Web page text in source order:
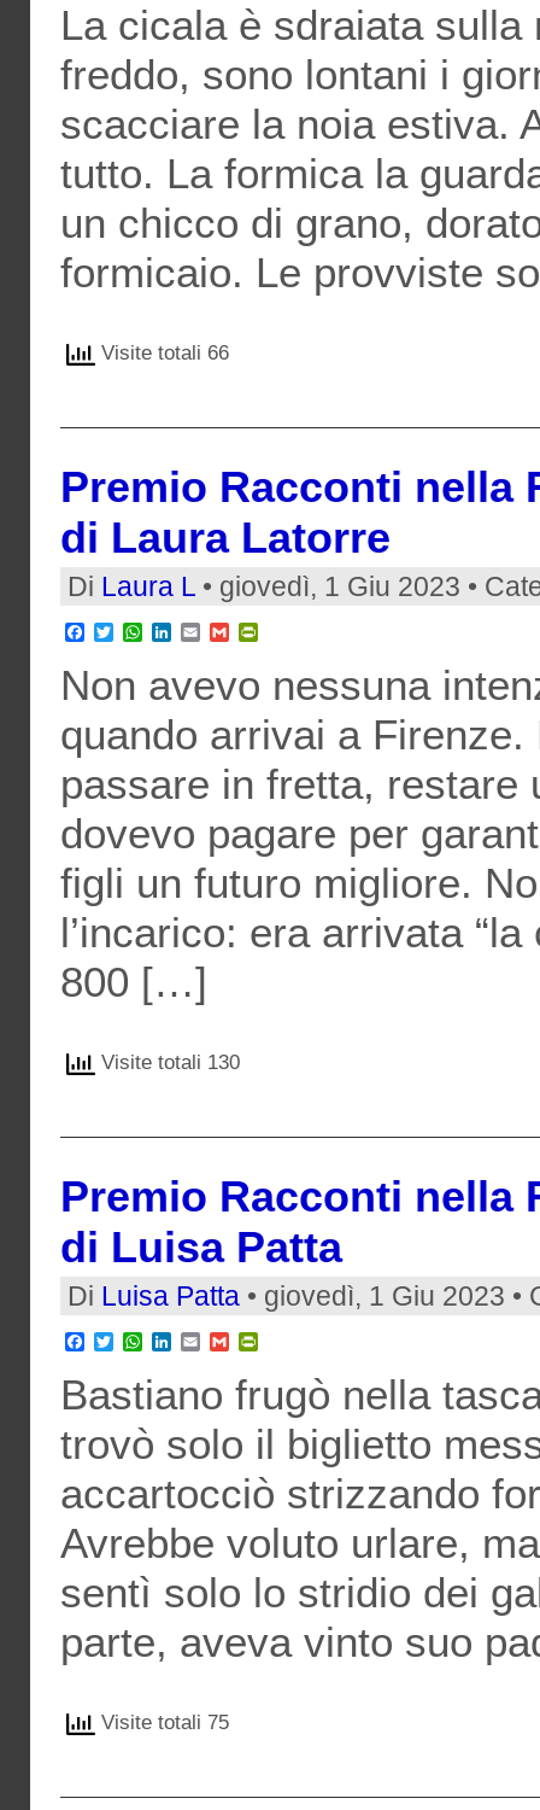
La cicala è sdraiata
freddo, sono lontani i
scacciare la noia estiva.
tutto. La formica la
un chicco di grano,
formicaio. Le provviste
Visite totali 66
Premio Racconti nella
di Laura Latorre
Di Laura L • giovedì, 1 Giu 2023 •
Facebook
TwitterWhatsApp
LinkedIn
EmailGmail
Non avevo nessuna
quando arrivai a Firenze.
passare in fretta, restare
dovevo pagare per
figli un futuro migliore.
l’incarico: era arrivata
800 […]
Visite totali 130
Premio Racconti nella
di Luisa Patta
Di Luisa Patta • giovedì, 1 Giu 2023 •
Facebook
TwitterWhatsApp
LinkedIn
EmailGmail
Bastiano frugò nella
trovò solo il biglietto
accartocciò strizzando
Avrebbe voluto urlare,
sentì solo lo stridio dei
parte, aveva vinto suo
Visite totali 75